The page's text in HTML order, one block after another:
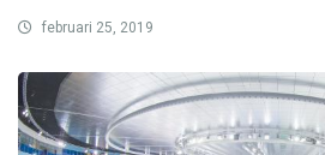
februari 25, 2019